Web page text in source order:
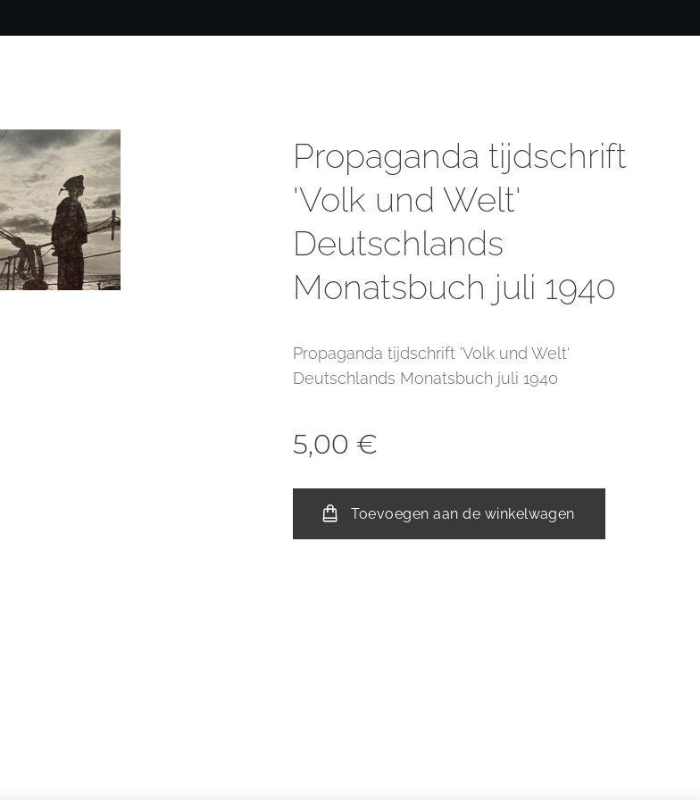
Propaganda tijdschrift
'Volk und Welt'
Deutschlands
Monatsbuch juli 1940
Propaganda tijdschrift 'Volk und Welt'
Deutschlands Monatsbuch juli 1940
5,00 €
Toevoegen aan de winkelwagen